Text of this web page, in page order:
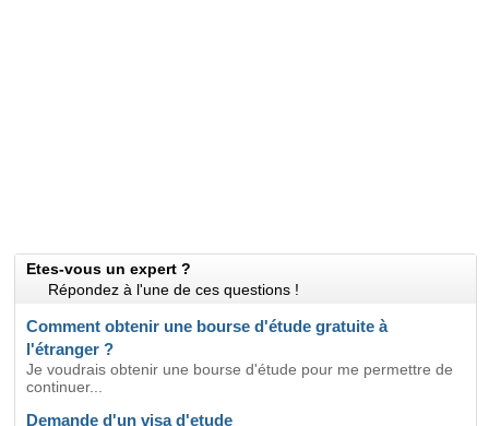
Etes-vous un expert ?
Répondez à l'une de ces questions !
Comment obtenir une bourse d'étude gratuite à
l'étranger ?
Je voudrais obtenir une bourse d'étude pour me permettre de
continuer...
Demande d'un visa d'etude